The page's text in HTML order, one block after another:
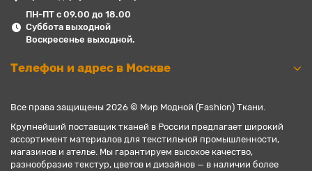
ПН-ПТ с 09.00 до 18.00
Суббота выходной
Воскресенье выходной.
Телефон и адрес в Москве
Все права защищены 2026 © Мир Модной (Fashion) Ткани.
Крупнейший поставщик тканей в России предлагает широкий
ассортимент материалов для текстильной промышленности,
магазинов и ателье. Мы гарантируем высокое качество,
разнообразие текстур, цветов и дизайнов — в наличии более